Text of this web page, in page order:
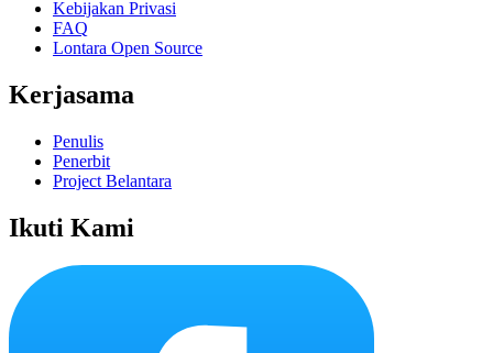
Kebijakan Privasi
FAQ
Lontara Open Source
Kerjasama
Penulis
Penerbit
Project Belantara
Ikuti Kami